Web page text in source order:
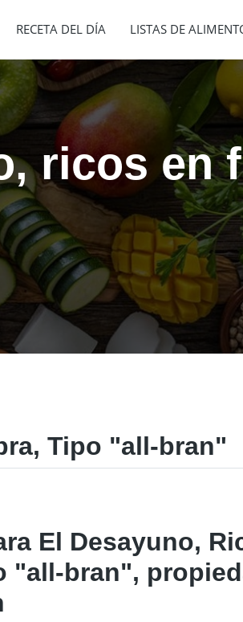
RECETA DEL DÍA LISTAS DE
ricos en
Tipo "all-bran"
El Desayuno,
"all-bran",